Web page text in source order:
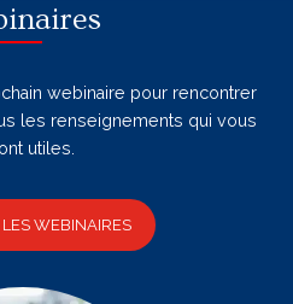
webinaire pour rencontrer
les renseignements qui vous
utiles.
WEBINAIRES